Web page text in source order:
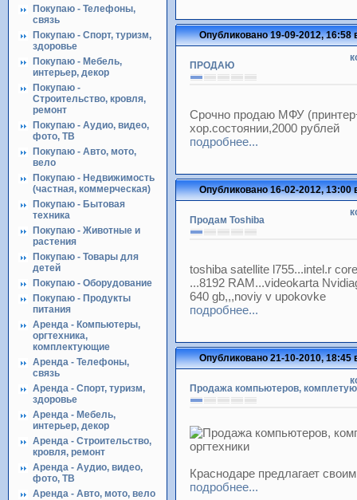
Опубликовано 19-09-2012, 16:58
ПРОДАЮ
Срочно продаю МФУ
хор.состоянии,2000 рублей
подробнее...
Опубликовано 16-02-2012, 13:00
Продам Toshiba
toshiba satellite l755...intel.r
...8192 RAM...videokarta
640 gb,,,noviy v upokovke
подробнее...
Опубликовано 21-10-2010, 18:45
Продажа компьютеров,
Краснодаре предлагает
подробнее...
Покупаю - Телефоны,
связь
Покупаю - Спорт, туризм,
здоровье
Покупаю - Мебель,
интерьер, декор
Покупаю -
Строительство, кровля,
ремонт
Покупаю - Аудио, видео,
фото, ТВ
Покупаю - Авто, мото,
вело
Покупаю - Недвижимость
(частная, коммерческая)
Покупаю - Бытовая
техника
Покупаю - Животные и
растения
Покупаю - Товары для
детей
Покупаю - Оборудование
Покупаю - Продукты
питания
Аренда - Компьютеры,
оргтехника,
комплектующие
Аренда - Телефоны,
связь
Аренда - Спорт, туризм,
здоровье
Аренда - Мебель,
интерьер, декор
Аренда - Строительство,
кровля, ремонт
Аренда - Аудио, видео,
фото, ТВ
Аренда - Авто, мото, вело